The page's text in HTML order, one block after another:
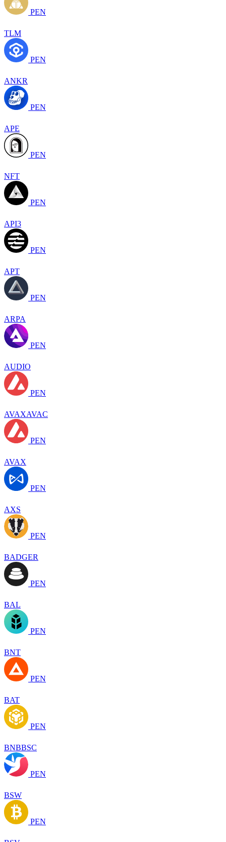
PEN
TLM
PEN
ANKR
PEN
APE
PEN
NFT
PEN
API3
PEN
APT
PEN
ARPA
PEN
AUDIO
PEN
AVAXAVAC
PEN
AVAX
PEN
AXS
PEN
BADGER
PEN
BAL
PEN
BNT
PEN
BAT
PEN
BNBBSC
PEN
BSW
PEN